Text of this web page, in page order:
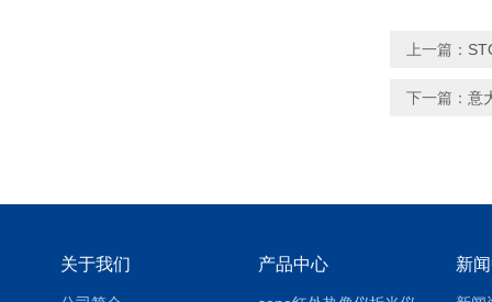
上一篇：
下一篇： 意
关于我们 产品中心 新